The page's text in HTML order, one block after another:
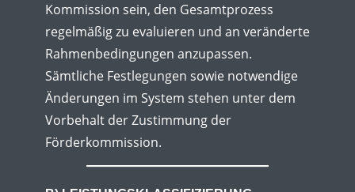
Kommission sein, den Gesamtprozess
regelmäßig zu evaluieren und an veränderte
Rahmenbedingungen anzupassen.
Sämtliche Festlegungen sowie notwendige
Änderungen im System stehen unter dem
Vorbehalt der Zustimmung der
Förderkommission.